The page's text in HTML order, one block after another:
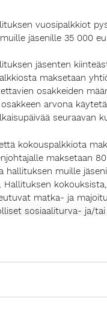
vuosipalkkiot
jäsenille 35 000
jäsenten
maksetaan
osakkeiden
arvona
seuraavan
kokouspalkkiota
maksetaan
muille
matka- ja
sosiaaliturva- ja/
tarkastus- ja
maksetaan
kokouksista, jotka
ja